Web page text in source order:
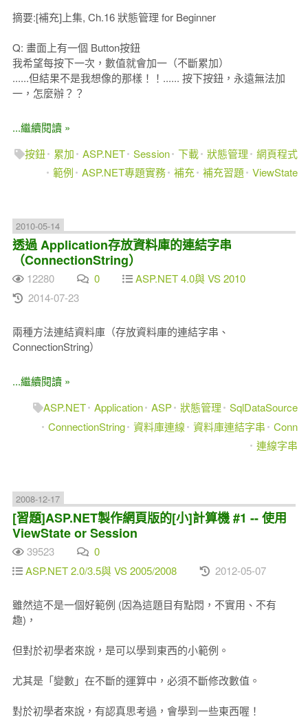
摘要:[補充]上集, Ch.16 狀態管理 for Beginner
Q: 畫面上有一個 Button按鈕
我希望每按下一次，數值就會加一（不斷累加）
......但結果不是我想像的那樣！！...... 按下按鈕，永遠無法加
一，怎麼辦？？
...繼續閱讀 »
按鈕
累加 ASP.NET Session 下載 狀態管理
網頁程式
範例
ASP.NET專題實務 補充 補充習題 ViewState
2010-05-14
透過 Application存放資料庫的連結字串
（ConnectionString）
12280 0
ASP.NET 4.0與 VS 2010
2014-07-23
兩種方法連結資料庫（存放資料庫的連結字串、
ConnectionString）
...繼續閱讀 »
ASP.NET Application ASP 狀態管理
SqlDataSource
ConnectionString 資料庫連線 資料庫連結字串
Conn
連線字串
2008-12-17
[習題]ASP.NET製作網頁版的[小]計算機 #1 -- 使用
ViewState or Session
39523
0
ASP.NET 2.0/3.5與 VS 2005/2008
2012-05-07
雖然這不是一個好範例 (因為這題目有點悶，不實用、不有
趣)，
但對於初學者來說，是可以學到東西的小範例。
尤其是「變數」在不斷的運算中，必須不斷修改數值。
對於初學者來說，有認真思考過，會學到一些東西喔！